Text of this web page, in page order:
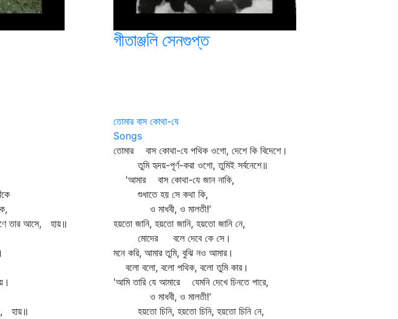
গীতাঞ্জলি সেনগুপ্ত
তার আসে, হায়॥
হায়॥
তোমার বাস কোথা-যে
Songs
তোমার বাস কোথা-যে পথিক ওগো, দেশে কি বিদেশে।
তুমি হৃদয়-পূর্ণ-করা ওগো, তুমিই সর্বনেশে॥
'আমার বাস কোথা-যে জান নাকি,
শুধাতে হয় সে কথা কি,
ও মাধবী, ও মালতী!'
হয়তো জানি, হয়তো জানি, হয়তো জানি নে,
মোদের বলে দেবে কে সে।
মনে করি, আমার তুমি, বুঝি নও আমার।
বলো বলো, বলো পথিক, বলো তুমি কার।
'আমি তারি যে আমারে যেমনি দেখে চিনতে পারে,
ও মাধবী, ও মালতী!'
হয়তো চিনি, হয়তো চিনি, হয়তো চিনি নে,